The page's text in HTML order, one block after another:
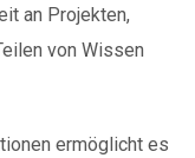
an Projekten,
von Wissen
ermöglicht es